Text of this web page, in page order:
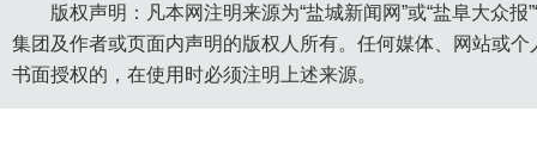
版权声明：凡本网注明来源为“盐城新闻网”或“盐阜大众
集团及作者或页面内声明的版权人所有。任何媒体、网站或
书面授权的，在使用时必须注明上述来源。